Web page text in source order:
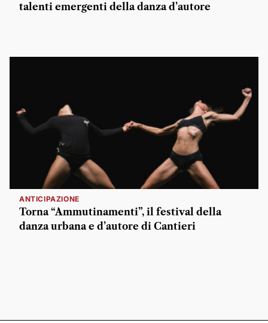
talenti emergenti della danza d’autore
ANTICIPAZIONE
Torna “Ammutinamenti”, il festival della
danza urbana e d’autore di Cantieri